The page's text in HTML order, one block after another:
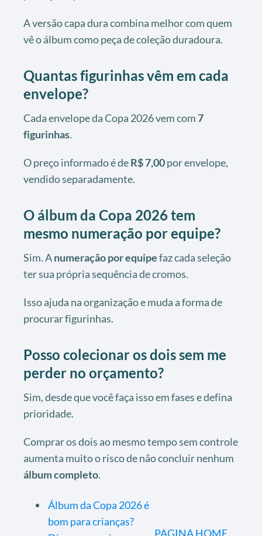
A versão capa dura combina melhor com quem
vê o álbum como peça de coleção duradoura.
Quantas figurinhas vêm em cada
envelope?
Cada envelope da Copa 2026 vem com7
figurinhas.
O preço informado é deR$ 7,00por envelope,
vendido separadamente.
O álbum da Copa 2026 tem
mesmo numeração por equipe?
Sim. Anumeração por equipefaz cada seleção
ter sua própria sequência de cromos.
Isso ajuda na organização e muda a forma de
procurar figurinhas.
Posso colecionar os dois sem me
perder no orçamento?
Sim, desde que você faça isso em fases e defina
prioridade.
Comprar os dois ao mesmo tempo sem controle
aumenta muito o risco de não concluir nenhum
álbum completo.
Álbum da Copa 2026 é
bom para crianças?
PAGINA HOME